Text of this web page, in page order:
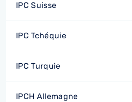
IPC Suisse
IPC Tchéquie
IPC Turquie
IPCH Allemagne